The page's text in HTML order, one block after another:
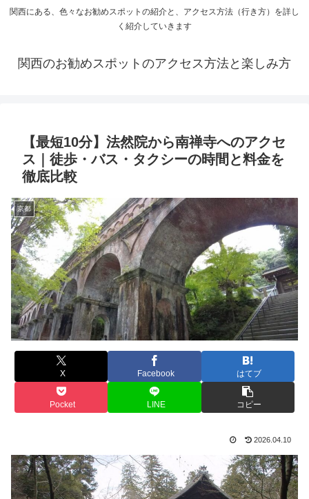
関西にある、色々なお勧めスポットの紹介と、アクセス方法（行き方）を詳し
く紹介していきます
関西のお勧めスポットのアクセス方法と楽しみ方
【最短10分】法然院から南禅寺へのアクセ
ス｜徒歩・バス・タクシーの時間と料金を
徹底比較
京都
X Facebook はてブ
Pocket LINE コピー
2026.04.10